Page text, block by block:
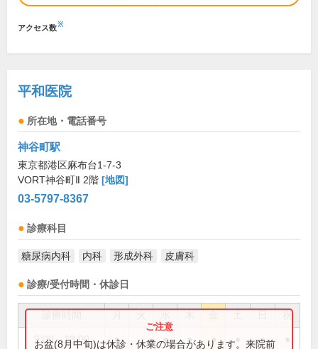
アクセス数※
平和医院
所在地・電話番号
神谷町駅
東京都港区麻布台1-7-3
VORT神谷町Ⅱ 2階 [地図]
03-5797-8367
診療科目
糖尿病内科 内科 形成外科 皮膚科
診療/受付時間・休診日
祝
9:00～13:00 ● ● ● ● ●
お盆(8月中旬)は休診・休業の場合があります。来院前